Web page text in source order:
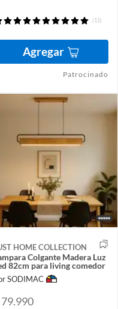
(11)
Agregar
Patrocinado
HOME COLLECTION
Colgante Madera Luz
82cm para living comedor
SODIMAC
79.990